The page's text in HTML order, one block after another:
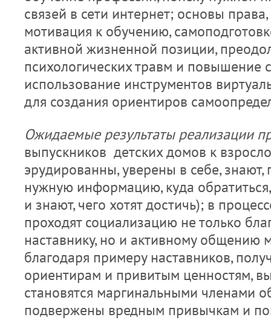
связей в сети интернет; основы
мотивация к обучению,
активной жизненной позиции,
психологических травм и повышение
использование инструментов
для создания ориентиров
Ожидаемые результаты реализации
выпускников детских домов к
эрудированны, уверены в себе, знают,
нужную информацию, куда
и знают, чего хотят достичь); в
проходят социализацию не только
наставнику, но и активному общению
благодаря примеру наставников,
ориентирам и привитым ценностям,
становятся маргинальными членами
подвержены вредным привычкам и